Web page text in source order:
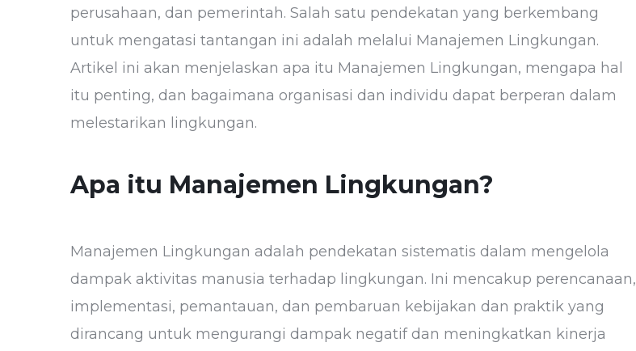
perusahaan, dan pemerintah. Salah satu pendekatan yang berkembang
untuk mengatasi tantangan ini adalah melalui Manajemen Lingkungan.
Artikel ini akan menjelaskan apa itu Manajemen Lingkungan, mengapa hal
itu penting, dan bagaimana organisasi dan individu dapat berperan dalam
melestarikan lingkungan.
Apa itu Manajemen Lingkungan?
Manajemen Lingkungan adalah pendekatan sistematis dalam mengelola
dampak aktivitas manusia terhadap lingkungan. Ini mencakup perencanaan,
implementasi, pemantauan, dan pembaruan kebijakan dan praktik yang
dirancang untuk mengurangi dampak negatif dan meningkatkan kinerja